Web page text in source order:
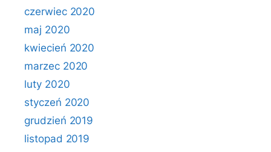
czerwiec 2020
maj 2020
kwiecień 2020
marzec 2020
luty 2020
styczeń 2020
grudzień 2019
listopad 2019